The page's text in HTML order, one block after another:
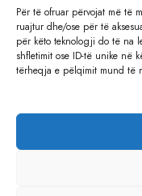
Për të ofruar përvojat më të
ruajtur dhe/ose për të
për këto teknologji do të na
shfletimit ose ID-të unike në
tërheqja e pëlqimit mund të
E